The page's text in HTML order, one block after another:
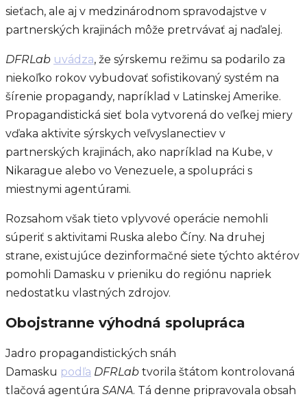
sieťach, ale aj v medzinárodnom spravodajstve v
partnerských krajinách môže pretrvávať aj naďalej.
DFRLab uvádza, že sýrskemu režimu sa podarilo za
niekoľko rokov vybudovať sofistikovaný systém na
šírenie propagandy, napríklad v Latinskej Amerike.
Propagandistická sieť bola vytvorená do veľkej miery
vďaka aktivite sýrskych veľvyslanectiev v
partnerských krajinách, ako napríklad na Kube, v
Nikarague alebo vo Venezuele, a spolupráci s
miestnymi agentúrami.
Rozsahom však tieto vplyvové operácie nemohli
súperiť s aktivitami Ruska alebo Číny. Na druhej
strane, existujúce dezinformačné siete týchto aktérov
pomohli Damasku v prieniku do regiónu napriek
nedostatku vlastných zdrojov.
Obojstranne výhodná spolupráca
Jadro propagandistických snáh
Damasku podľa DFRLab tvorila štátom kontrolovaná
tlačová agentúra SANA. Tá denne pripravovala obsah